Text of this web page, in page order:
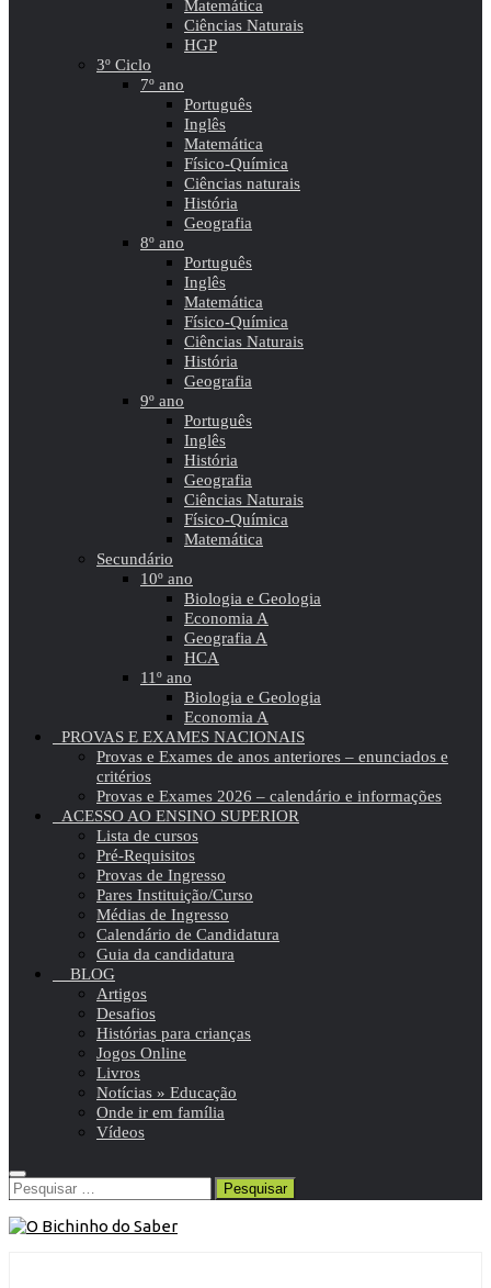
Matemática
Ciências Naturais
HGP
3º Ciclo
7º ano
Português
Inglês
Matemática
Físico-Química
Ciências naturais
História
Geografia
8º ano
Português
Inglês
Matemática
Físico-Química
Ciências Naturais
História
Geografia
9º ano
Português
Inglês
História
Geografia
Ciências Naturais
Físico-Química
Matemática
Secundário
10º ano
Biologia e Geologia
Economia A
Geografia A
HCA
11º ano
Biologia e Geologia
Economia A
PROVAS E EXAMES NACIONAIS
Provas e Exames de anos anteriores – enunciados e
critérios
Provas e Exames 2026 – calendário e informações
ACESSO AO ENSINO SUPERIOR
Lista de cursos
Pré-Requisitos
Provas de Ingresso
Pares Instituição/Curso
Médias de Ingresso
Calendário de Candidatura
Guia da candidatura
BLOG
Artigos
Desafios
Histórias para crianças
Jogos Online
Livros
Notícias » Educação
Onde ir em família
Vídeos
Pesquisar
por: